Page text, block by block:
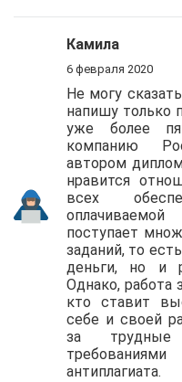
Камила
6 февраля 2020
Не могу
напишу только
уже более
компанию
автором
нравится
всех
поступает
заданий, то
деньги, но и
Однако, работа
кто ставит
себе и своей
за
антиплагиата.